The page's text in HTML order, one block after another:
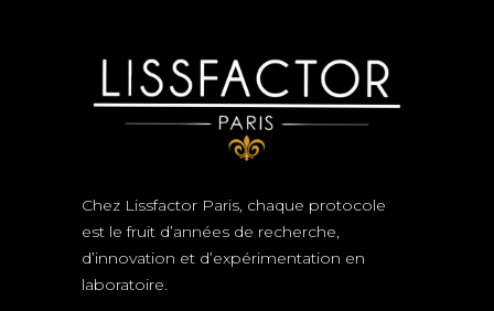
Chez Lissfactor Paris, chaque protocole
est le fruit d’années de recherche,
d’innovation et d’expérimentation en
laboratoire.